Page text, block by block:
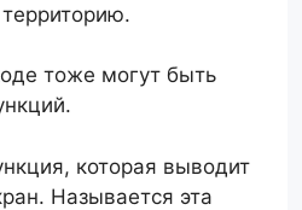
тоже могут быть
которая выводит
Называется эта